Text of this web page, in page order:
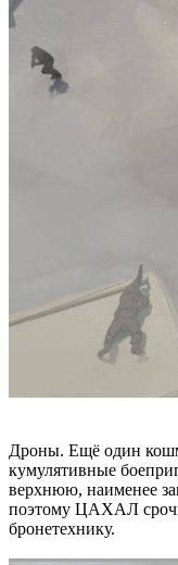
Дроны. Ещё один
кумулятивные
верхнюю, наименее
поэтому ЦАХАЛ
бронетехнику.